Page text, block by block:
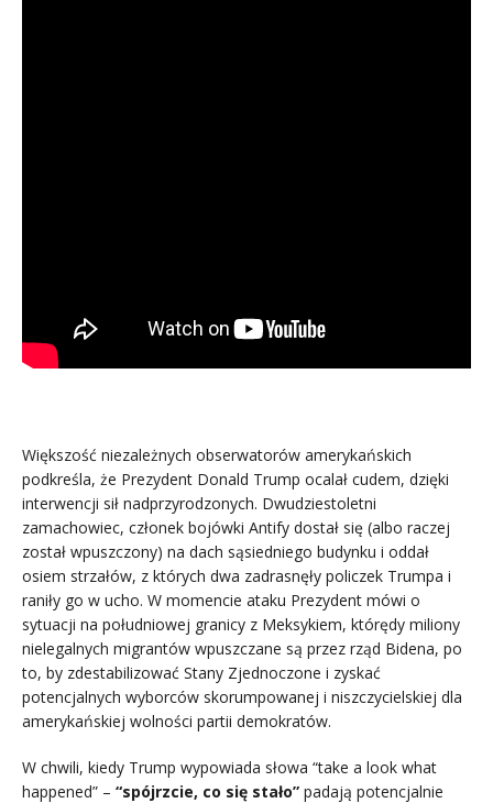
Większość niezależnych obserwatorów amerykańskich
podkreśla, że Prezydent Donald Trump ocalał cudem, dzięki
interwencji sił nadprzyrodzonych. Dwudziestoletni
zamachowiec, członek bojówki Antify dostał się (albo raczej
został wpuszczony) na dach sąsiedniego budynku i oddał
osiem strzałów, z których dwa zadrasnęły policzek Trumpa i
raniły go w ucho. W momencie ataku Prezydent mówi o
sytuacji na południowej granicy z Meksykiem, którędy miliony
nielegalnych migrantów wpuszczane są przez rząd Bidena, po
to, by zdestabilizować Stany Zjednoczone i zyskać
potencjalnych wyborców skorumpowanej i niszczycielskiej dla
amerykańskiej wolności partii demokratów.
W chwili, kiedy Trump wypowiada słowa “take a look what
happened” – “spójrzcie, co się stało” padają potencjalnie